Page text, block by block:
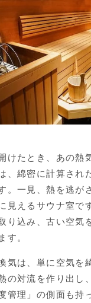
けたとき、あの熱
、綿密に計算され
。一見、熱を逃が
見えるサウナ室で
り込み、古い空気
す。
気は、単に空気を
の対流を作り出し
管理」の側面も持